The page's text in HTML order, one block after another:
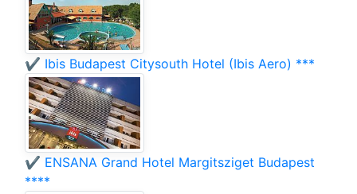
✔️ Ibis Budapest Citysouth Hotel (Ibis Aero) ***
✔️ ENSANA Grand Hotel Margitsziget Budapest
****